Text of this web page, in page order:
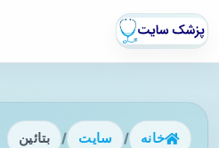
خانه / سایت / بتائین